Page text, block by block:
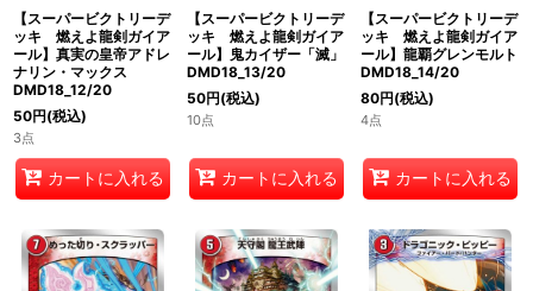
【スーパービクトリーデ
ッキ 燃えよ龍剣ガイア
ール】真実の皇帝アドレ
ナリン・マックス
DMD18_12/20
50円(税込)
3点
カートに入れる
【スーパービクトリーデ
ッキ 燃えよ龍剣ガイア
ール】鬼カイザー「滅」
DMD18_13/20
50円(税込)
10点
カートに入れる
【スーパービクトリーデ
ッキ 燃えよ龍剣ガイア
ール】龍覇グレンモルト
DMD18_14/20
80円(税込)
4点
カートに入れる